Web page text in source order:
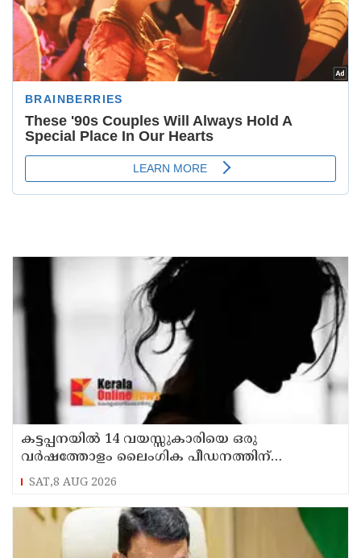
കട്ടപ്പനയില്‍ 14 വയസ്സുകാരിയെ ഒരു
വര്‍ഷത്തോളം ലൈംഗിക പീഡനത്തിന്
ഇരയാക്കി; രണ്ടാനച്ഛൻ പിടിയില്‍
SAT,8 AUG 2026